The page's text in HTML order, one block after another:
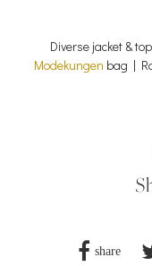
Diverse jacket &
Modekungen bag |
share